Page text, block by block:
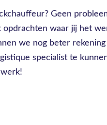
Geen
opdrachten waar jij het
we nog beter
specialist te